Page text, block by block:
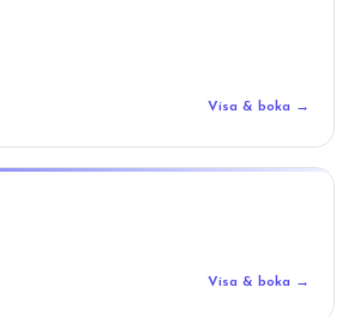
Visa & boka →
Visa & boka →